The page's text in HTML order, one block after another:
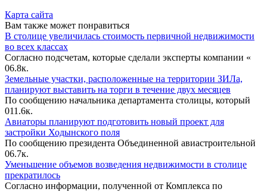
Карта сайта
Вам также может понравиться
В столице увеличилась стоимость первичной недвижимости
во всех классах
Согласно подсчетам, которые сделали эксперты компании «
06.8к.
Земельные участки, расположенные на территории ЗИЛа,
планируют выставить на торги в течение двух месяцев
По сообщению начальника департамента столицы, который
011.6к.
Авиаторы планируют подготовить новый проект для
застройки Ходынского поля
По сообщению президента Объединенной авиастроительной
06.7к.
Уменьшение объемов возведения недвижимости в столице
прекратилось
Согласно информации, полученной от Комплекса по